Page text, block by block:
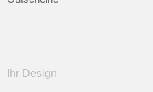
Ihr Design